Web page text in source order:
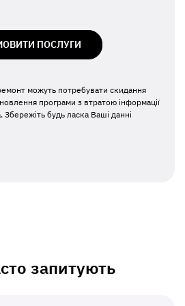
ПОСЛУГИ
можуть потребувати скидання
програми з втратою інформації
Збережіть будь ласка Ваші данні
запитують